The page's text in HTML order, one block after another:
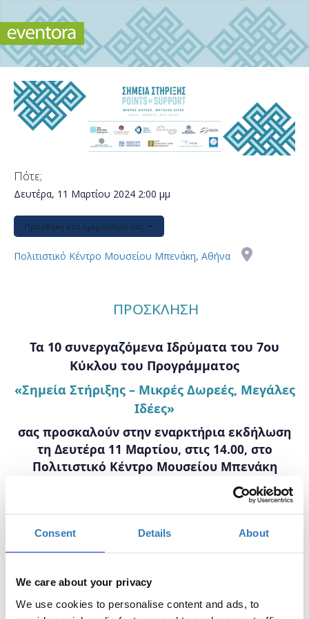
Consent Details About
We care about your privacy
We use cookies to personalise content and ads, to
Πότε;
Δευτέρα, 11 Μαρτίου 2024 2:00 μμ
Προσθήκη στο ημερολόγιό σας
Πολιτιστικό Κέντρο Μουσείου Μπενάκη, Αθήνα
ΠΡΟΣΚΛΗΣΗ
Τα 10 συνεργαζόμενα Ιδρύματα του 7ου
Κύκλου του Προγράμματος
«Σημεία Στήριξης – Μικρές Δωρεές, Μεγάλες
Ιδέες»
σας προσκαλούν στην εναρκτήρια εκδήλωση
τη Δευτέρα 11 Μαρτίου, στις 14.00, στο
Πολιτιστικό Κέντρο Μουσείου Μπενάκη
Πειραιώς 138 & Ανδρονίκου, 118 54 Αθήνα).
Το Πρόγραμμα «Σημεία Στήριξης» απευθύνεται σε μικρές
οποίες υποστηρίζει στην υλοποίηση πρωτότυπων
δράσεων μικρής κλίμακας και μέγιστου κοινωνικού
και στην ανάπτυξη ικανοτήτων που θα συμβάλουν στη
βιωσιμότητά τους. Στο πλαίσιο του 7ουκύκλου του
Προγράμματος θα ενισχυθούν έως 36 δράσεις, με το